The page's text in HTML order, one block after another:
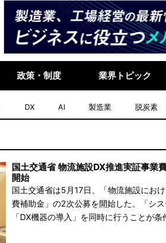
政策・制度 業界トピック
DX AI 製造業 脱炭素
国土交通省は5月17日、「物流施設にお
費補助金」の2次公募を開始した。「シ
「DX機器の導入」を同時に行うことが条
国土交通省 物流施設DX推進実証事業
開始